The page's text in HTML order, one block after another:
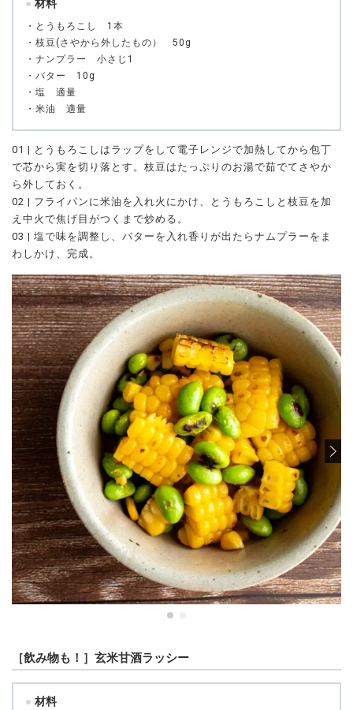
材料
・とうもろこし 1本
・枝豆(さやから外したもの） 50g
・ナンプラー 小さじ1
・バター 10g
・塩 適量
・米油 適量
01 | とうもろこしはラップをして電子レンジで加熱してから包丁
で芯から実を切り落とす。枝豆はたっぷりのお湯で茹でてさやか
ら外しておく。
02 | フライパンに米油を入れ火にかけ、とうもろこしと枝豆を加
え中火で焦げ目がつくまで炒める。
03 | 塩で味を調整し、バターを入れ香りが出たらナムプラーをま
わしかけ、完成。
［飲み物も！］玄米甘酒ラッシー
材料